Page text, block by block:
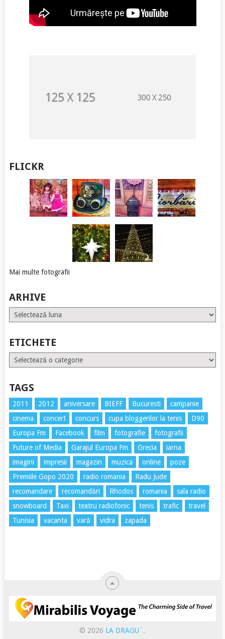
FLICKR
Mai multe fotografii
ARHIVE
Arhive
ETICHETE
Etichete
TAGS
2011 2012 aniversare BIEFF Bucuresti
campanie
cinema
concert concurs cupa bloggerilor la tenis
D90
Europa Fm
Facebook film fotografie
fotografii
Future of Media
Garajul Europa Fm Grecia
iarna
imagini
impresii magazin muzica online
poze
Premiile Gopo 2020
radio romania
Radu Jude
recomandare
recomandări Rhodos romania
sala radio
snowboard
Taxi teatru radiofonic tenis trafic
travel
Tunisia
vacanta vară vidra zapada
© 2026 LA DRAGU`.